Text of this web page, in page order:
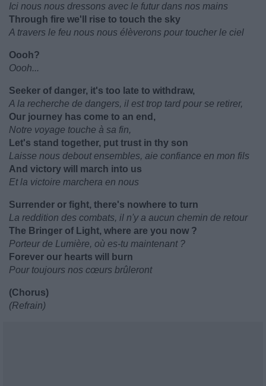
Ici nous nous dressons avec le futur dans nos mains
Through fire we'll rise to touch the sky
A travers le feu nous nous élèverons pour toucher le ciel
Oooh?
Oooh...
Seeker of danger, it's too late to withdraw,
A la recherche de dangers, il est trop tard pour se retirer,
Our journey has come to an end,
Notre voyage touche à sa fin,
Let's stand together, put trust in thy son
Laisse nous debout ensembles, aie confiance en mon fils
And victory will march into us
Et la victoire marchera en nous
Surrender or fight, there's nowhere to turn
La reddition des combats, il n'y a aucun chemin de retour
The Bringer of Light, where are you now ?
Porteur de Lumière, où es-tu maintenant ?
Forever our hearts will burn
Pour toujours nos cœurs brûleront
(Chorus)
(Refrain)